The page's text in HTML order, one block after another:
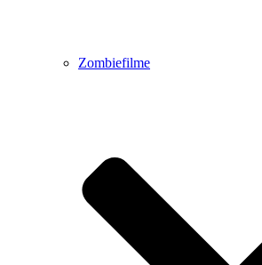
Zombiefilme